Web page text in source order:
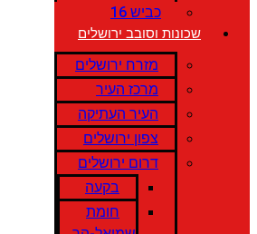
כביש 16
שכונות וסובב ירושלים
מזרח ירושלים
מרכז העיר
העיר העתיקה
צפון ירושלים
דרום ירושלים
בקעה
חומת